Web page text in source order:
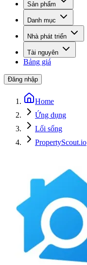
Sản phẩm
Danh mục
Nhà phát triển
Tài nguyên
Bảng giá
Đăng nhập
Home
Ứng dụng
Lối sống
PropertyScout.io